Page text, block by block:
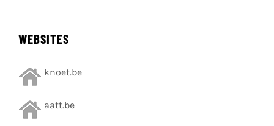
WEBSITES
knoet.be
aatt.be